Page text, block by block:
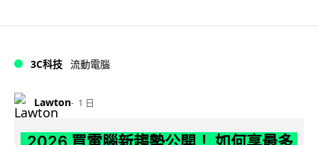
3C科技 流動電腦
Lawton 1 日